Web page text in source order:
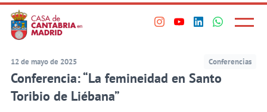
Saltar
al
contenido
principal
Visita
en
VisitaVisita
perfil
Visita
perfil
Principal
Menú
12 de mayo de 2025 Conferencias
Conferencia: “La femineidad en Santo
Toribio de Liébana”